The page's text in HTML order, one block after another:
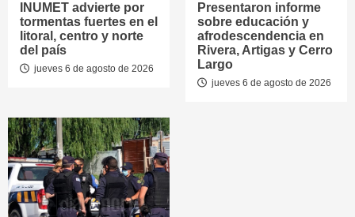
INUMET advierte por
tormentas fuertes en el
litoral, centro y norte
del país
jueves 6 de agosto de 2026
Presentaron informe
sobre educación y
afrodescendencia en
Rivera, Artigas y Cerro
Largo
jueves 6 de agosto de 2026